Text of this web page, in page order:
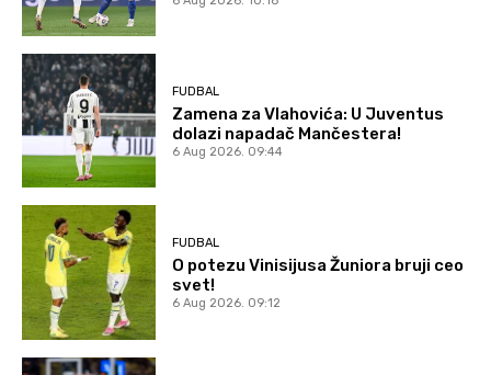
FUDBAL
Zamena za Vlahovića: U Juventus
dolazi napadač Mančestera!
6 Aug 2026. 09:44
FUDBAL
O potezu Vinisijusa Žuniora bruji ceo
svet!
6 Aug 2026. 09:12